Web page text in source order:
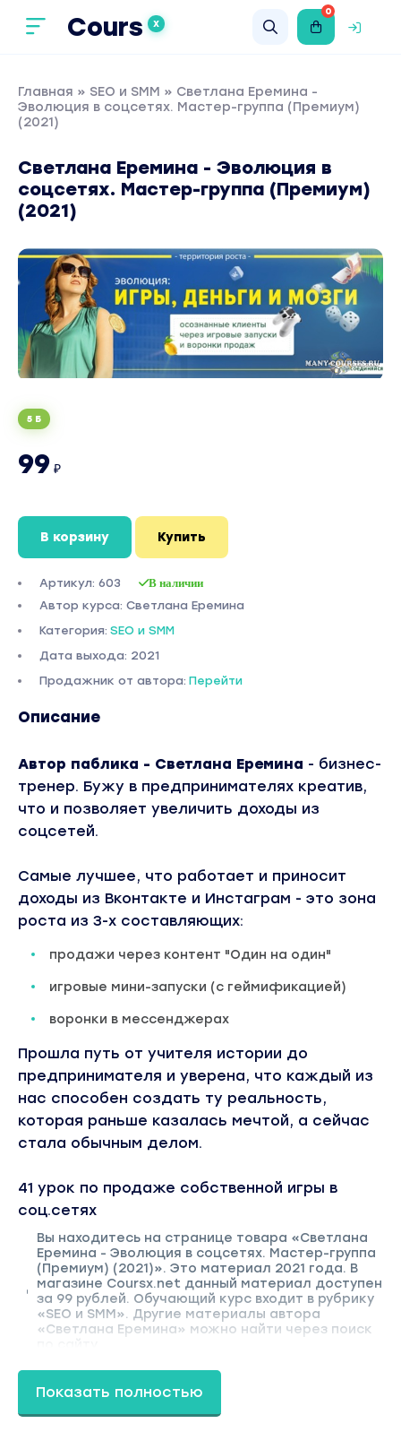
Cours X
0
Главная » SEO и SMM » Светлана Еремина -
Эволюция в соцсетях. Мастер-группа (Премиум)
(2021)
Светлана Еремина - Эволюция в
соцсетях. Мастер-группа (Премиум)
(2021)
5 Б
99 ₽
В корзину Купить
Артикул: 603 В наличии
Автор курса: Светлана Еремина
Категория: SEO и SMM
Дата выхода: 2021
Продажник от автора: Перейти
Описание
Автор паблика - Светлана Еремина - бизнес-
тренер. Бужу в предпринимателях креатив,
что и позволяет увеличить доходы из
соцсетей.
Самые лучшее, что работает и приносит
доходы из Вконтакте и Инстаграм - это зона
роста из 3-х составляющих:
продажи через контент "Один на один"
игровые мини-запуски (с геймификацией)
воронки в мессенджерах
Прошла путь от учителя истории до
предпринимателя и уверена, что каждый из
нас способен создать ту реальность,
которая раньше казалась мечтой, а сейчас
стала обычным делом.
41 урок по продаже собственной игры в
соц.сетях
Вы находитесь на странице товара «Светлана
Еремина - Эволюция в соцсетях. Мастер-группа
(Премиум) (2021)». Это материал 2021 года. В
магазине Coursx.net данный материал доступен
за 99 рублей. Обучающий курс входит в рубрику
«SEO и SMM». Другие материалы автора
«Светлана Еремина» можно найти через поиск
Показать полностью